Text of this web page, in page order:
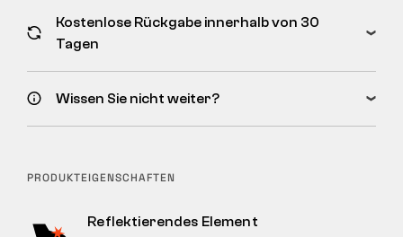
Kostenlose Rückgabe innerhalb von 30
Tagen
Wissen Sie nicht weiter?
PRODUKTEIGENSCHAFTEN
Reflektierendes Element